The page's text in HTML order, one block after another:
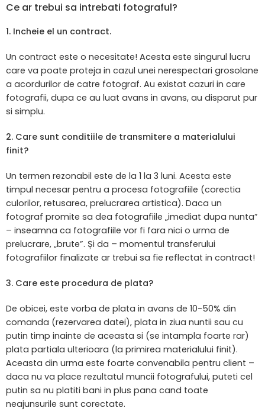
Ce ar trebui sa intrebati fotograful?
1. Incheie el un contract.
Un contract este o necesitate! Acesta este singurul lucru
care va poate proteja in cazul unei nerespectari grosolane
a acordurilor de catre fotograf. Au existat cazuri in care
fotografii, dupa ce au luat avans in avans, au disparut pur
si simplu.
2. Care sunt conditiile de transmitere a materialului
finit?
Un termen rezonabil este de la 1 la 3 luni. Acesta este
timpul necesar pentru a procesa fotografiile (corectia
culorilor, retusarea, prelucrarea artistica). Daca un
fotograf promite sa dea fotografiile „imediat dupa nunta”
– inseamna ca fotografiile vor fi fara nici o urma de
prelucrare, „brute”. Și da – momentul transferului
fotografiilor finalizate ar trebui sa fie reflectat in contract!
3. Care este procedura de plata?
De obicei, este vorba de plata in avans de 10-50% din
comanda (rezervarea datei), plata in ziua nuntii sau cu
putin timp inainte de aceasta si (se intampla foarte rar)
plata partiala ulterioara (la primirea materialului finit).
Aceasta din urma este foarte convenabila pentru client –
daca nu va place rezultatul muncii fotografului, puteti cel
putin sa nu platiti bani in plus pana cand toate
neajunsurile sunt corectate.